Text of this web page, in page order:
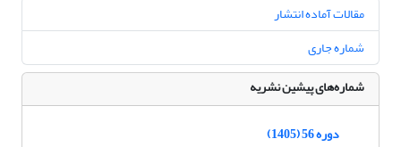
مقالات آماده انتشار
شماره جاری
شماره‌های پیشین نشریه
دوره 56 (1405)